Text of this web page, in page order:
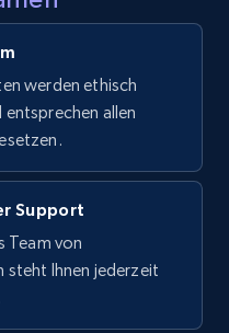
Headline, Post
Gratis testen
posts
werden ethisch
allen
Support
Team von
steht Ihnen jederzeit